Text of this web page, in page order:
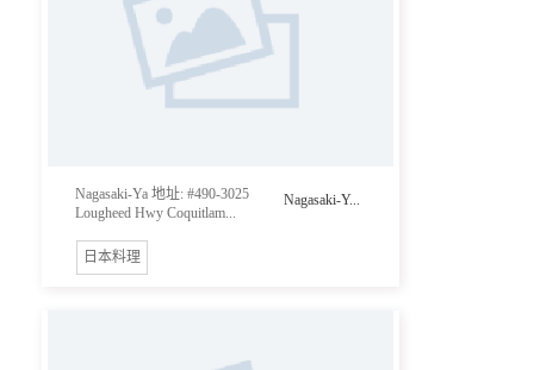
Nagasaki-Y...
Nagasaki-Ya 地址: #490-3025
Lougheed Hwy Coquitlam...
日本料理